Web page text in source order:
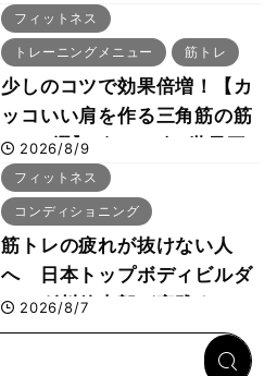
ーでは驚異の種目2位
フィットネス
トレーニングメニュー 筋トレ
少しのコツで効果倍増！【カ
ッコいい肩を作る三角筋の筋
トレ6選】ボディビル世界王
者が解説！
2026/8/9
フィットネス
コンディショニング
筋トレの疲れが抜けない人
へ 日本トップボディビルダ
ー・刈川啓志郎が実践する
「回復習慣」
2026/8/7